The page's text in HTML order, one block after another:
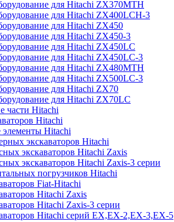
для Hitachi ZX370MTH
для Hitachi ZX400LCH-3
для Hitachi ZX450
для Hitachi ZX450-3
для Hitachi ZX450LC
для Hitachi ZX450LC-3
для Hitachi ZX480MTH
для Hitachi ZX500LC-3
для Hitachi ZX70
для Hitachi ZX70LC
части Hitachi
Hitachi
Hitachi
экскаваторов Hitachi
экскаваторов Hitachi Zaxis
экскаваторов Hitachi Zaxis-3 серии
погрузчиков Hitachi
Fiat-Hitachi
Hitachi Zaxis
Hitachi Zaxis-3 серии
Hitachi серий EX,EX-2,EX-3,EX-5